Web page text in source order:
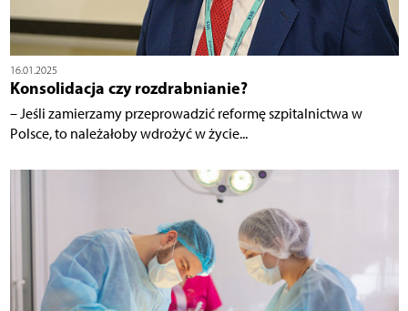
16.01.2025
Konsolidacja czy rozdrabnianie?
– Jeśli zamierzamy przeprowadzić reformę szpitalnictwa w
Polsce, to należałoby wdrożyć w życie...